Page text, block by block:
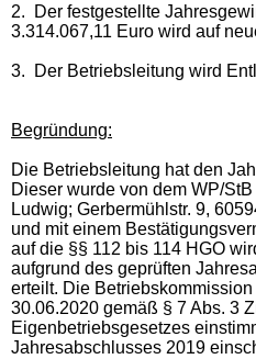
2.
Der festgestellte
3.314.067,11 Euro wird auf
3. Der Betriebsleitung wird
Begründung:
Die Betriebsleitung hat den
Dieser wurde von dem WP/
Ludwig; Gerbermühlstr. 9,
und mit einem
auf die §§ 112 bis 114 HGO
aufgrund des geprüften
erteilt. Die
30.06.2020 gemäß § 7 Abs. 3
Eigenbetriebsgesetzes
Jahresabschlusses 2019